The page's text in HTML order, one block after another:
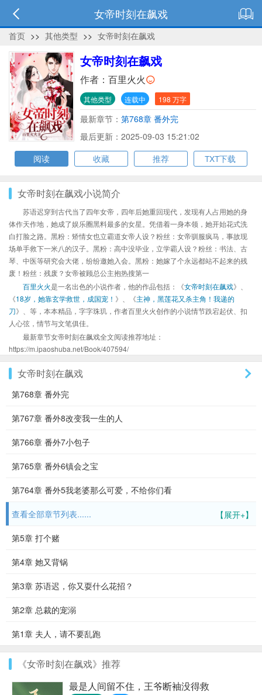
女帝时刻在飙戏
首页 >> 其他类型 >> 女帝时刻在飙戏
女帝时刻在飙戏
作者： 百里火火
其他类型 连载中 198 万字
最新章节： 第768章 番外完
最后更新：2025-09-03 15:21:02
阅读
收藏 推荐 TXT下载
女帝时刻在飙戏小说简介
苏语迟穿到古代当了四年女帝，四年后她重回现代，发现有人占用她的身
体作天作地，她成了娱乐圈黑料最多的女星。凭借着一身本领，她开始花式洗
白打脸之路。黑粉：矫情女也立霸道女帝人设？粉丝：女帝驯服疯马，事故现
场单手救下一米八的汉子。黑粉：高中没毕业，立学霸人设？粉丝：书法、古
琴、中医等研究会大佬，纷纷邀她入会。黑粉：她嫁了个永远都站不起来的残
废！粉丝：残废？女帝被顾总公主抱热搜第一
百里火火是一名出色的小说作者，他的作品包括：《女帝时刻在飙戏》、
《18岁，她靠玄学救世，成国宠！ 》、《主神，黑莲花又杀主角！我递的
刀》、等，本本精品，字字珠玑，作者百里火火创作的小说情节跌宕起伏、扣
人心弦，情节与文笔俱佳。
最新章节女帝时刻在飙戏全文阅读推荐地址：
https://m.ipaoshuba.net/Book/407594/
女帝时刻在飙戏
第768章 番外完
第767章 番外8改变我一生的人
第766章 番外7小包子
第765章 番外6镇会之宝
第764章 番外5我老婆那么可爱，不给你们看
【展开+】
查看全部章节列表......
第5章 打个赌
第4章 她又背锅
第3章 苏语迟，你又耍什么花招？
第2章 总裁的宠溺
第1章 夫人，请不要乱跑
《女帝时刻在飙戏》推荐
最是人间留不住，王爷断袖没得救